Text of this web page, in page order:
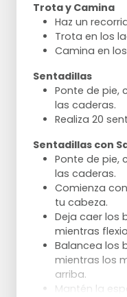
Trota y Camina
Haz un
Trota en los
Camina en
Sentadillas
Ponte de pie,
las caderas.
Realiza 20
Sentadillas con
Ponte de pie,
las caderas.
Comienza
tu cabeza.
Deja caer los
mientras
Balancea los
mientras los
arriba.
Mantén la